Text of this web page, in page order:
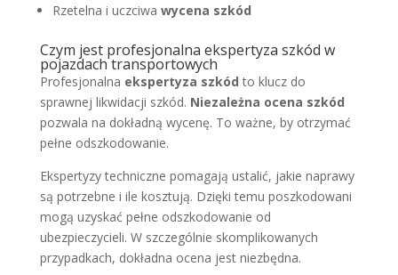
Rzetelna i uczciwa wycena szkód
Czym jest profesjonalna ekspertyza szkód w
pojazdach transportowych
Profesjonalna ekspertyza szkód to klucz do
sprawnej likwidacji szkód. Niezależna ocena szkód
pozwala na dokładną wycenę. To ważne, by otrzymać
pełne odszkodowanie.
Ekspertyzy techniczne pomagają ustalić, jakie naprawy
są potrzebne i ile kosztują. Dzięki temu poszkodowani
mogą uzyskać pełne odszkodowanie od
ubezpieczycieli. W szczególnie skomplikowanych
przypadkach, dokładna ocena jest niezbędna.